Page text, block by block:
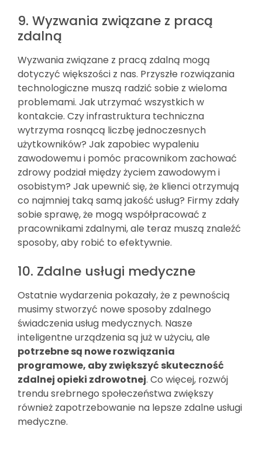
9. Wyzwania związane z pracą
zdalną
Wyzwania związane z pracą zdalną mogą
dotyczyć większości z nas. Przyszłe rozwiązania
technologiczne muszą radzić sobie z wieloma
problemami. Jak utrzymać wszystkich w
kontakcie. Czy infrastruktura techniczna
wytrzyma rosnącą liczbę jednoczesnych
użytkowników? Jak zapobiec wypaleniu
zawodowemu i pomóc pracownikom zachować
zdrowy podział między życiem zawodowym i
osobistym? Jak upewnić się, że klienci otrzymują
co najmniej taką samą jakość usług? Firmy zdały
sobie sprawę, że mogą współpracować z
pracownikami zdalnymi, ale teraz muszą znaleźć
sposoby, aby robić to efektywnie.
10. Zdalne usługi medyczne
Ostatnie wydarzenia pokazały, że z pewnością
musimy stworzyć nowe sposoby zdalnego
świadczenia usług medycznych. Nasze
inteligentne urządzenia są już w użyciu, ale
potrzebne są nowe rozwiązania
programowe, aby zwiększyć skuteczność
zdalnej opieki zdrowotnej. Co więcej, rozwój
trendu srebrnego społeczeństwa zwiększy
również zapotrzebowanie na lepsze zdalne usługi
medyczne.